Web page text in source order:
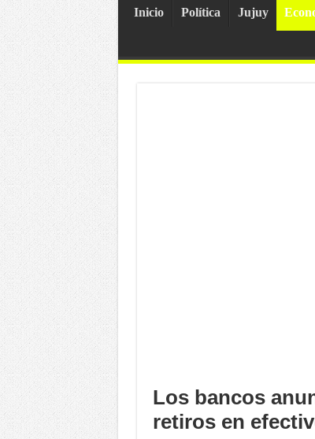
Inicio Política Jujuy
Los bancos
retiros en